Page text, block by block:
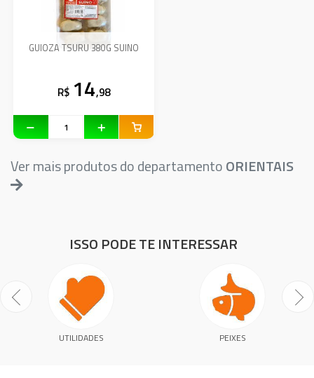
GUIOZA TSURU 380G SUINO
R$ 14,98
Ver mais produtos do departamentoORIENTAIS
ISSO PODE TE INTERESSAR
UTILIDADES PEIXES